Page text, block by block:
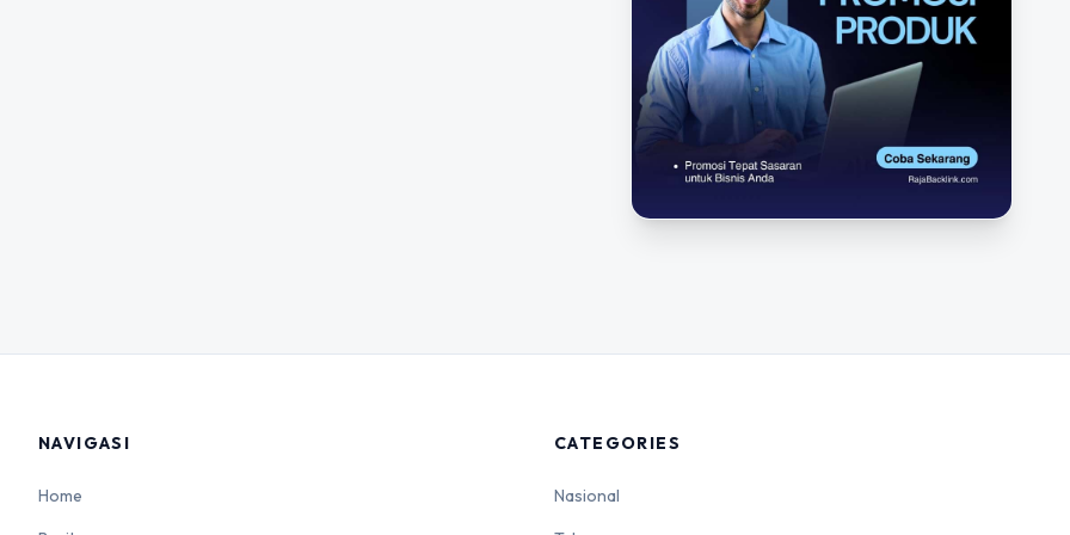
NAVIGASI
Home
CATEGORIES
Nasional